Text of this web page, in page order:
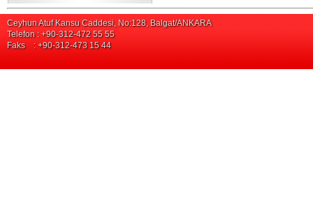
Ceyhun Atuf Kansu Caddesi, No:128, Balgat/ANKARA
Telefon : +90-312-472 55 55
Faks : +90-312-473 15 44